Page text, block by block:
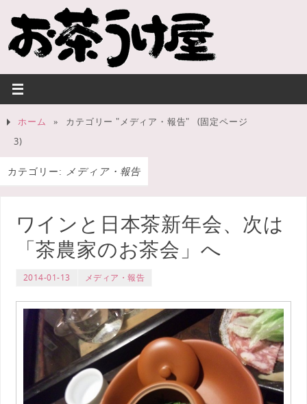
ホーム » カテゴリー "メディア・報告"
(固定ページ
3)
カテゴリー: メディア・報告
ワインと日本茶新年会、次は
「茶農家のお茶会」へ
2014-01-13 メディア・報告